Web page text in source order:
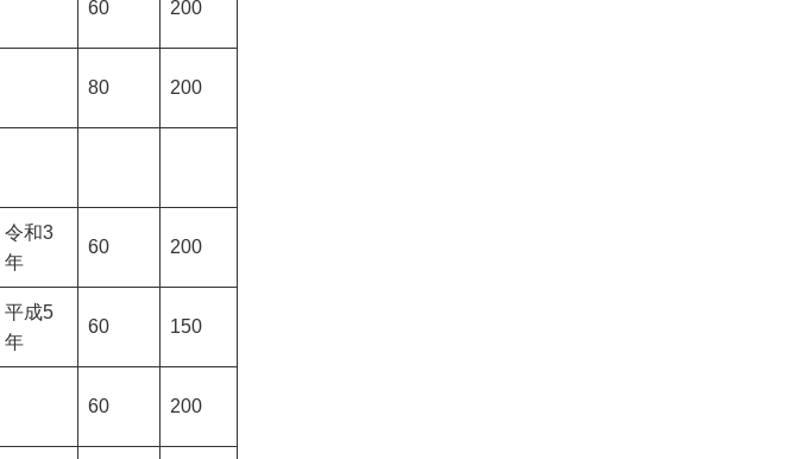
60 200
80 200
令和3
年
60 200
平成5
年
60 150
60 200